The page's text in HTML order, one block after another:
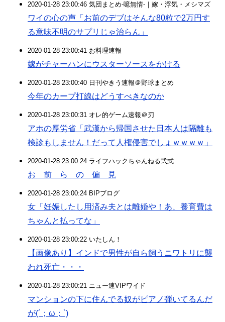
2020-01-28 23:00:46 気団まとめ-噫無情-｜嫁・浮気・メシマズ
ワイの心の声「お前のデブはそんな80粒で2万円す
る意味不明のサプリじゃ治らん」
2020-01-28 23:00:41 お料理速報
嫁がチャーハンにウスターソースをかける
2020-01-28 23:00:40 日刊やきう速報＠野球まとめ
今年のカープ打線はどうすべきなのか
2020-01-28 23:00:31 オレ的ゲーム速報＠刃
アホの厚労省「武漢から帰国させた日本人は隔離も
検診もしません！だって人権侵害でしょｗｗｗｗ」
2020-01-28 23:00:24 ライフハックちゃんねる弐式
お 前 ら の 偏 見
2020-01-28 23:00:24 BIPブログ
女「妊娠したし用済み夫とは離婚や！あ、養育費は
ちゃんと払ってな」
2020-01-28 23:00:22 いたしん！
【画像あり】インドで男性が自ら飼うニワトリに襲
われ死亡・・・
2020-01-28 23:00:21 ニュー速VIPワイド
マンションの下に住んでる奴がピアノ弾いてるんだ
が(´；ω；`)